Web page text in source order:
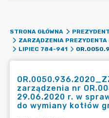
STRONA GŁÓWNA
PREZYDENT
ZARZĄDZENIA PREZYDENTA
LIPIEC 784-941
zarządzenia nr
29.06.2020 r. w
do wymiany kotłów